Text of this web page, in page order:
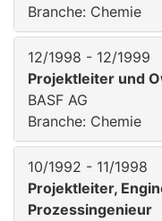
Branche: Chemie
12/1998 - 12/1999
Projektleiter und
BASF AG
Branche: Chemie
10/1992 - 11/1998
Projektleiter,
Prozessingenieur